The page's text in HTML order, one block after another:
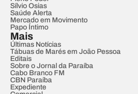
Sílvio Osias
Saúde Alerta
Mercado em Movimento
Papo Íntimo
Mais
Últimas Notícias
Tábuas de Marés em João Pessoa
Editais
Sobre o Jornal da Paraíba
Cabo Branco FM
CBN Paraíba
Expediente